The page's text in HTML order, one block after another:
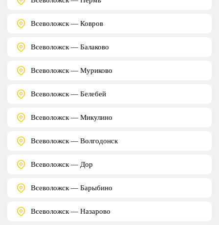
Всеволожск — Ковров
Всеволожск — Балаково
Всеволожск — Муриково
Всеволожск — Белебей
Всеволожск — Микулино
Всеволожск — Волгодонск
Всеволожск — Дор
Всеволожск — Барыбино
Всеволожск — Назарово